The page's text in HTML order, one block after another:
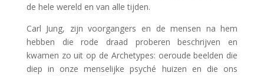
de hele wereld en van alle tijden.
Carl Jung, zijn voorgangers en de mensen na hem
hebben die rode draad proberen beschrijven en
kwamen zo uit op de Archetypes: oeroude beelden die
diep in onze menselijke psyché huizen en die ons